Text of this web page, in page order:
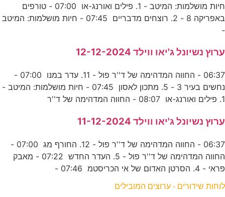
חיות מושלמות: המיטב - 1. פילים ואורנג-או 07:00 - טורפים
באפריקה 8 - 2. רוצחים מדבריים 07:45 - חיות מושלמות: המיטב
-
ערוץ נשיונל ג'יאו ווילד 12-12-2024
06:37 - החווה המדהימה של ד''ר פול - 11. עדר במנו 07:00 -
נחשים בעיר 3 - 5. מתכון לאסון 07:45 - חיות מושלמות: המיטב -
1. פילים ואורנג-או 08:07 - החווה המדהימה של ד''ר
ערוץ נשיונל ג'יאו ווילד 11-12-2024
06:37 - החווה המדהימה של ד''ר פול - 12. החורף מג 07:00 -
החווה המדהימה של ד''ר פול - 5. העדר החדש 07:22 - מאבק
פראי - 4. הסרטן האדום של אי הכריסטמ 07:46 -
לוחות שידורים - ערוצים המובילים